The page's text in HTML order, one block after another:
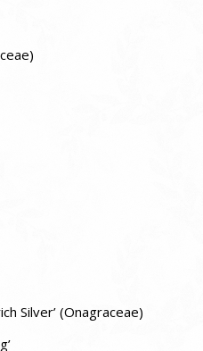
Silver’ (Onagraceae)